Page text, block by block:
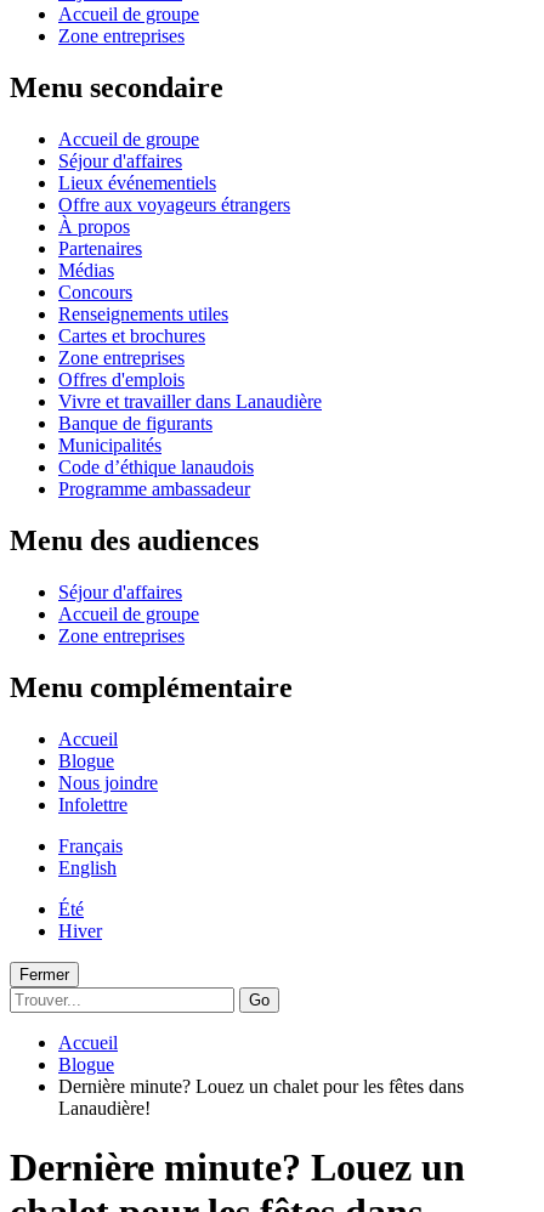
Accueil de groupe
Zone entreprises
Menu secondaire
Accueil de groupe
Séjour d'affaires
Lieux événementiels
Offre aux voyageurs étrangers
À propos
Partenaires
Médias
Concours
Renseignements utiles
Cartes et brochures
Zone entreprises
Offres d'emplois
Vivre et travailler dans Lanaudière
Banque de figurants
Municipalités
Code d’éthique lanaudois
Programme ambassadeur
Menu des audiences
Séjour d'affaires
Accueil de groupe
Zone entreprises
Menu complémentaire
Accueil
Blogue
Nous joindre
Infolettre
Français
English
Été
Hiver
Fermer
Go
Accueil
Blogue
Dernière minute? Louez un chalet pour les fêtes dans
Lanaudière!
Dernière minute? Louez un